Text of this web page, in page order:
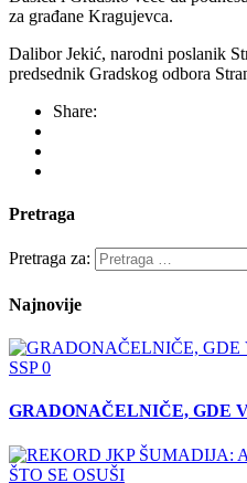
za građane Kragujevca.
Dalibor Jekić, narodni poslanik
predsednik Gradskog odbora
Share:
Pretraga
Pretraga za:
Najnovije
SSP0
GRADONAČELNIČE, GDE